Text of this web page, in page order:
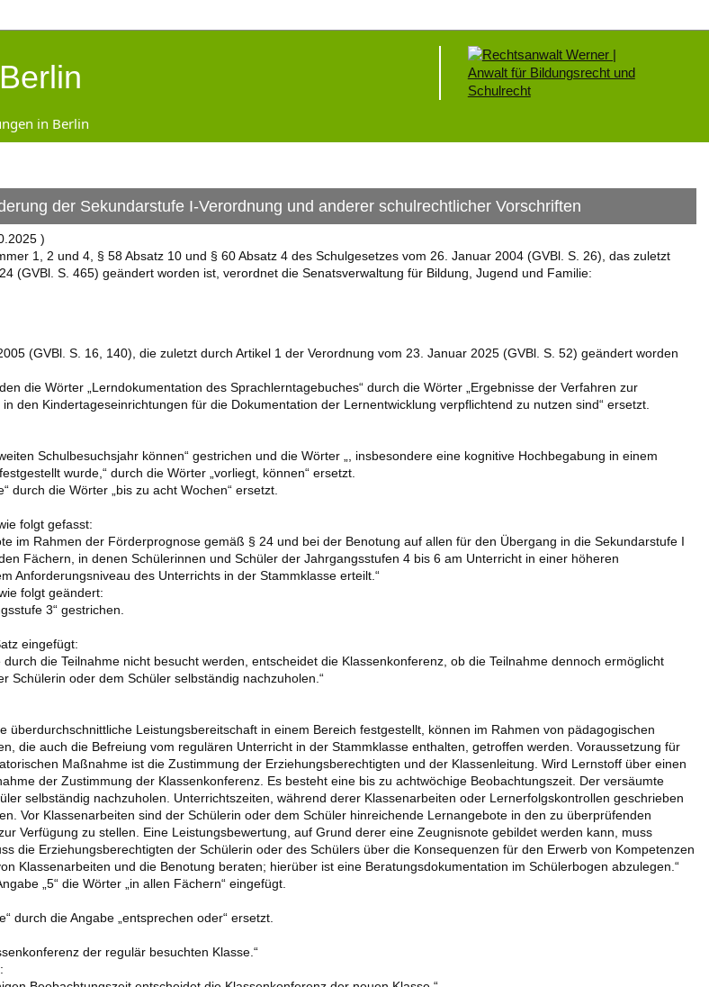
in Berlin
der Sekundarstufe I-Verordnung und anderer schulrechtlicher Vorschriften
)
1, 2 und 4, § 58 Absatz 10 und § 60 Absatz 4 des Schulgesetzes vom 26. Januar 2004 (GVBl. S. 26), das zuletzt
(GVBl. S. 465) geändert worden ist, verordnet die Senatsverwaltung für Bildung, Jugend und Familie:
(GVBl. S. 16, 140), die zuletzt durch Artikel 1 der Verordnung vom 23. Januar 2025 (GVBl. S. 52) geändert worden
die Wörter „Lerndokumentation des Sprachlerntagebuches“ durch die Wörter „Ergebnisse der Verfahren zur
den Kindertageseinrichtungen für die Dokumentation der Lernentwicklung verpflichtend zu nutzen sind“ ersetzt.
Schulbesuchsjahr können“ gestrichen und die Wörter „, insbesondere eine kognitive Hochbegabung in einem
wurde,“ durch die Wörter „vorliegt, können“ ersetzt.
durch die Wörter „bis zu acht Wochen“ ersetzt.
folgt gefasst:
im Rahmen der Förderprognose gemäß § 24 und bei der Benotung auf allen für den Übergang in die Sekundarstufe I
Fächern, in denen Schülerinnen und Schüler der Jahrgangsstufen 4 bis 6 am Unterricht in einer höheren
Anforderungsniveau des Unterrichts in der Stammklasse erteilt.“
folgt geändert:
3“ gestrichen.
eingefügt:
die Teilnahme nicht besucht werden, entscheidet die Klassenkonferenz, ob die Teilnahme dennoch ermöglicht
Schülerin oder dem Schüler selbständig nachzuholen.“
überdurchschnittliche Leistungsbereitschaft in einem Bereich festgestellt, können im Rahmen von pädagogischen
die auch die Befreiung vom regulären Unterricht in der Stammklasse enthalten, getroffen werden. Voraussetzung für
Maßnahme ist die Zustimmung der Erziehungsberechtigten und der Klassenleitung. Wird Lernstoff über einen
der Zustimmung der Klassenkonferenz. Es besteht eine bis zu achtwöchige Beobachtungszeit. Der versäumte
selbständig nachzuholen. Unterrichtszeiten, während derer Klassenarbeiten oder Lernerfolgskontrollen geschrieben
Vor Klassenarbeiten sind der Schülerin oder dem Schüler hinreichende Lernangebote in den zu überprüfenden
Verfügung zu stellen. Eine Leistungsbewertung, auf Grund derer eine Zeugnisnote gebildet werden kann, muss
die Erziehungsberechtigten der Schülerin oder des Schülers über die Konsequenzen für den Erwerb von Kompetenzen
Klassenarbeiten und die Benotung beraten; hierüber ist eine Beratungsdokumentation im Schülerbogen abzulegen.“
„5“ die Wörter „in allen Fächern“ eingefügt.
durch die Angabe „entsprechen oder“ ersetzt.
der regulär besuchten Klasse.“